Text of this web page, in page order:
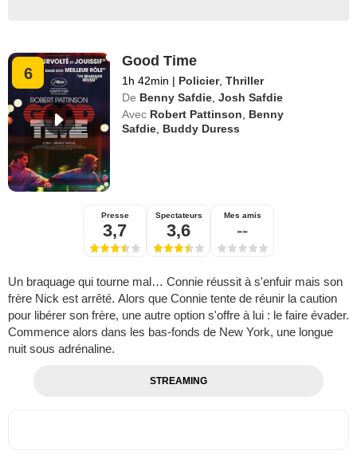
6
Good Time
1h 42min | Policier,Thriller
De Benny Safdie ,Josh Safdie
Avec Robert Pattinson
Benny
Safdie Buddy Duress
Presse
3,7
Spectateurs
3,6
Mes amis
--
Un braquage qui tourne mal… Connie réussit à s'enfuir mais son
frère Nick est arrêté. Alors que Connie tente de réunir la caution
pour libérer son frère, une autre option s'offre à lui : le faire évader.
Commence alors dans les bas-fonds de New York, une longue
nuit sous adrénaline.
STREAMING